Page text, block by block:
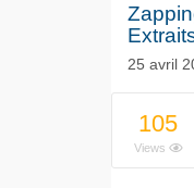
25 avril
105
Views